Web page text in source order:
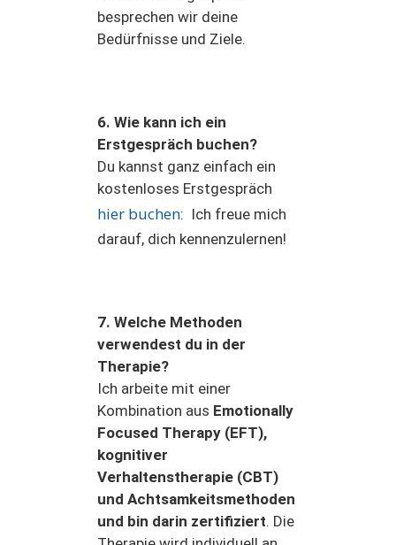
besprechen wir deine
Bedürfnisse und Ziele.
6. Wie kann ich ein
Erstgespräch buchen?
Du kannst ganz einfach ein
kostenloses Erstgespräch
hier buchen: Ich freue mich
darauf, dich kennenzulernen!
7. Welche Methoden
verwendest du in der
Therapie?
Ich arbeite mit einer
Kombination aus Emotionally
Focused Therapy (EFT),
kognitiver
Verhaltenstherapie (CBT)
und Achtsamkeitsmethoden
und bin darin zertifiziert. Die